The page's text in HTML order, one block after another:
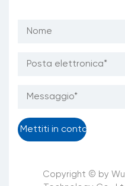
Copyright © by